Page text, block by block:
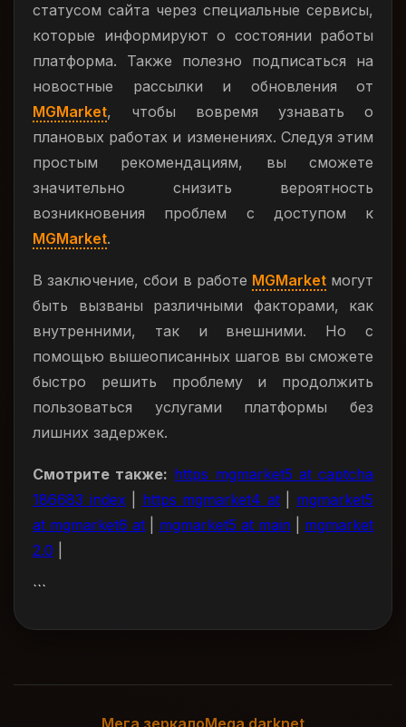
статусом сайта через специальные сервисы,
которые информируют о состоянии работы
платформа. Также полезно подписаться на
новостные рассылки и обновления от
MGMarket, чтобы вовремя узнавать о
плановых работах и изменениях. Следуя этим
простым рекомендациям, вы сможете
значительно снизить вероятность
возникновения проблем с доступом к
MGMarket.
В заключение, сбои в работе MGMarketмогут
быть вызваны различными факторами, как
внутренними, так и внешними. Но с
помощью вышеописанных шагов вы сможете
быстро решить проблему и продолжить
пользоваться услугами платформы без
лишних задержек.
Смотрите также: https mgmarket5 at captcha
186683 index| https mgmarket4 at| mgmarket5
at mgmarket6 at
mgmarket5 at main
mgmarket
2.0
```
Мега зеркалоMega darknet